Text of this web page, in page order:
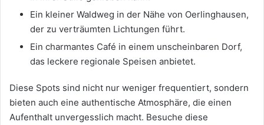
Ein kleiner Waldweg in der Nähe von Oerlinghausen,
der zu verträumten Lichtungen führt.
Ein charmantes Café in einem unscheinbaren Dorf,
das leckere regionale Speisen anbietet.
Diese Spots sind nicht nur weniger frequentiert, sondern
bieten auch eine authentische Atmosphäre, die einen
Aufenthalt unvergesslich macht. Besuche diese